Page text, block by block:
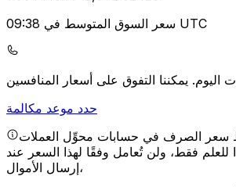
سعر السوق المتوسط في 09:38 UTC
اليوم.
حدد موعد مكالمة
سعر الصرف في حسابات محوِّل العملات
للعلم فقط، ولن تُعامل وفقًا لهذا السعر عند
إرسال الأموال،